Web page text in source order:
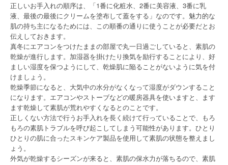
正しいお手入れの順序は、「1番に化粧水、2番に美容液、3番に乳
液、最後の最後にクリームを塗布して蓋をする」なのです。魅力的な
肌の持ち主になるためには、この順番の通りに使うことが必要だとお
伝えしておきます。
真冬にエアコンをつけたままの部屋で丸一日過ごしていると、素肌の
乾燥が進行します。加湿器を掛けたり換気を励行することにより、好
ましい湿度を保つようにして、乾燥肌に陥ることがないように気を付
けましょう。
乾燥季節になると、大気中の水分がなくなって湿度がダウンすること
になります。エアコンやストーブなどの暖房器具を使いますと、ます
ます乾燥して素肌が荒れやすくなるとのことです。
正しくない方法で行うお手入れを長く続けて行っていることで、もろ
もろの素肌トラブルを呼び起こしてしまう可能性があります。ひとり
ひとりの肌に合ったスキンケア製品を使用して素肌の状態を整えまし
ょう。
外気が乾燥するシーズンが来ると、素肌の保水力が落ちるので、素肌